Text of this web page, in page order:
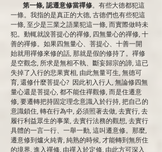
第一條, 認遷意修當禪修。有些大德都犯這
一條。我指的是真正的大德, 古德們也有些犯這
一條, 至少是三業之語業犯這一條, 而實際做時未
犯。動輒就說菩提心的禪修, 四無量心的禪修, 十
善的禪修。如果四無量心、菩提心、十善一開
始就用禪修來修的話, 那就是假的修持了。禪修
是空觀念, 所求是無相不執、斷妄歸宗的諦, 這已
失掉了入行的悲果實相, 由此無量可生, 無德可
育, 還修什麼菩提心? 因此初入行人, 無論修四無
量心還是菩提心, 都不能住禪觀修, 而是住遷意
修, 要遷轉把持固定理念意識入於行持, 把自己的
意識鎖住, 轉在行為中, 必須照著去做, 去實行, 去
履行利益眾生的事業, 去實行法務的觀想, 去實行
具體的一言一行、一舉一動, 這叫遷意修。那麼,
遷意修到爐火純青, 純熟的時候, 才能轉到無所住
的境界, 進入禪修, 由禪入於定修, 由此方可深入